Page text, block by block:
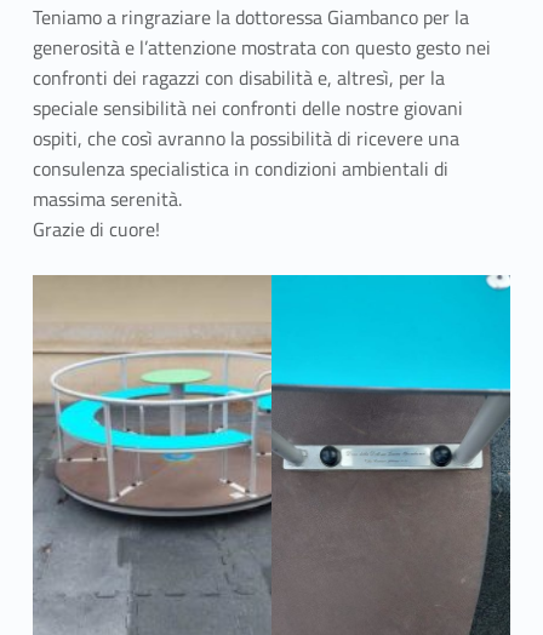
Teniamo a ringraziare la dottoressa Giambanco per la
generosità e l’attenzione mostrata con questo gesto nei
confronti dei ragazzi con disabilità e, altresì, per la
speciale sensibilità nei confronti delle nostre giovani
ospiti, che così avranno la possibilità di ricevere una
consulenza specialistica in condizioni ambientali di
massima serenità.
Grazie di cuore!